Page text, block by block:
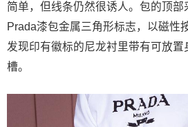
简单，但线条仍然很诱人。包的顶部
Prada漆包金属三角形标志，以磁性
发现印有徽标的尼龙衬里带有可放置
槽。